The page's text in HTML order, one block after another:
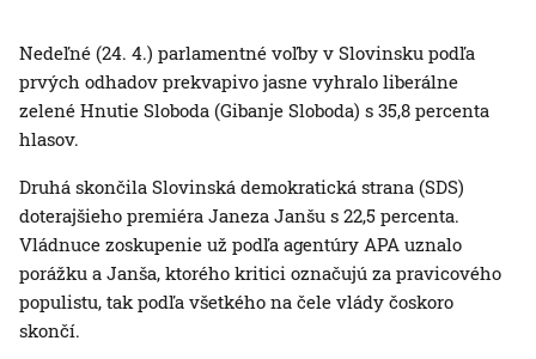
Nedeľné (24. 4.) parlamentné voľby v Slovinsku podľa
prvých odhadov prekvapivo jasne vyhralo liberálne
zelené Hnutie Sloboda (Gibanje Sloboda) s 35,8 percenta
hlasov.
Druhá skončila Slovinská demokratická strana (SDS)
doterajšieho premiéra Janeza Janšu s 22,5 percenta.
Vládnuce zoskupenie už podľa agentúry APA uznalo
porážku a Janša, ktorého kritici označujú za pravicového
populistu, tak podľa všetkého na čele vlády čoskoro
skončí.